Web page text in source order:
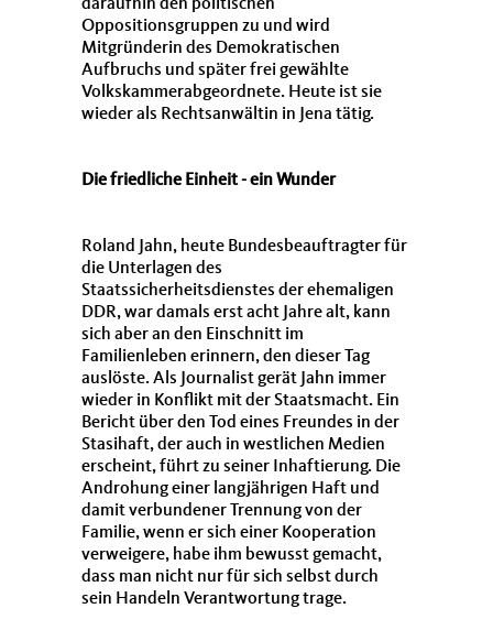
daraufhin den politischen
Oppositionsgruppen zu und wird
Mitgründerin des Demokratischen
Aufbruchs und später frei gewählte
Volkskammerabgeordnete. Heute ist sie
wieder als Rechtsanwältin in Jena tätig.
Die friedliche Einheit - ein Wunder
Roland Jahn, heute Bundesbeauftragter für
die Unterlagen des
Staatssicherheitsdienstes der ehemaligen
DDR, war damals erst acht Jahre alt, kann
sich aber an den Einschnitt im
Familienleben erinnern, den dieser Tag
auslöste. Als Journalist gerät Jahn immer
wieder in Konflikt mit der Staatsmacht. Ein
Bericht über den Tod eines Freundes in der
Stasihaft, der auch in westlichen Medien
erscheint, führt zu seiner Inhaftierung. Die
Androhung einer langjährigen Haft und
damit verbundener Trennung von der
Familie, wenn er sich einer Kooperation
verweigere, habe ihm bewusst gemacht,
dass man nicht nur für sich selbst durch
sein Handeln Verantwortung trage.